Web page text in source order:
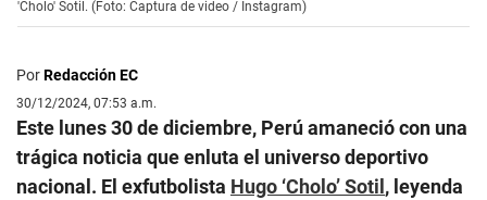
'Cholo' Sotil. (Foto: Captura de video / Instagram)
PorRedacción EC
30/12/2024, 07:53 a.m.
Este lunes 30 de diciembre, Perú amaneció con una
trágica noticia que enluta el universo deportivo
nacional. El exfutbolista Hugo ‘Cholo’ Sotil , leyenda